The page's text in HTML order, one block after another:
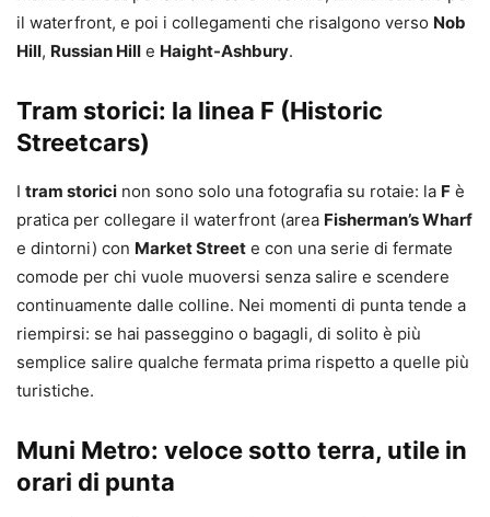
il waterfront, e poi i collegamenti che risalgono verso Nob
Hill, Russian Hill e Haight-Ashbury.
Tram storici: la linea F (Historic
Streetcars)
I tram storici non sono solo una fotografia su rotaie: la F è
pratica per collegare il waterfront (area Fisherman’s Wharf
e dintorni) con Market Street e con una serie di fermate
comode per chi vuole muoversi senza salire e scendere
continuamente dalle colline. Nei momenti di punta tende a
riempirsi: se hai passeggino o bagagli, di solito è più
semplice salire qualche fermata prima rispetto a quelle più
turistiche.
Muni Metro: veloce sotto terra, utile in
orari di punta